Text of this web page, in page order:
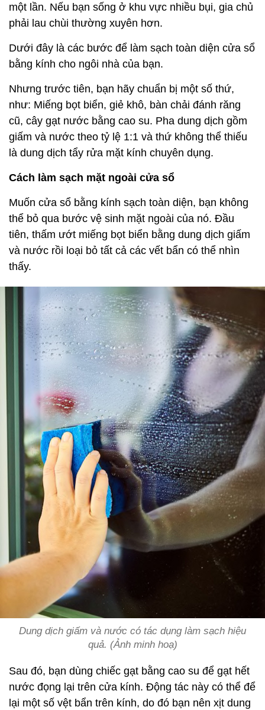
một lần. Nếu bạn sống ở khu vực nhiều bụi, gia chủ
phải lau chùi thường xuyên hơn.
Dưới đây là các bước để làm sạch toàn diện cửa sổ
bằng kính cho ngôi nhà của bạn.
Nhưng trước tiên, bạn hãy chuẩn bị một số thứ,
như: Miếng bọt biển, giẻ khô, bàn chải đánh răng
cũ, cây gạt nước bằng cao su. Pha dung dịch gồm
giấm và nước theo tỷ lệ 1:1 và thứ không thể thiếu
là dung dịch tẩy rửa mặt kính chuyên dụng.
Cách làm sạch mặt ngoài cửa sổ
Muốn cửa sổ bằng kính sạch toàn diện, bạn không
thể bỏ qua bước vệ sinh mặt ngoài của nó. Đầu
tiên, thấm ướt miếng bọt biển bằng dung dịch giấm
và nước rồi loại bỏ tất cả các vết bẩn có thể nhìn
thấy.
Dung dịch giấm và nước có tác dụng làm sạch hiệu
quả. (Ảnh minh hoạ)
Sau đó, bạn dùng chiếc gạt bằng cao su để gạt hết
nước đọng lại trên cửa kính. Động tác này có thể để
lại một số vệt bẩn trên kính, do đó bạn nên xịt dung